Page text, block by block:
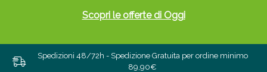
Spedizioni 48/72h - Spedizione Gratuita per ordine minimo
89,90€
Scopri le offerte di Oggi